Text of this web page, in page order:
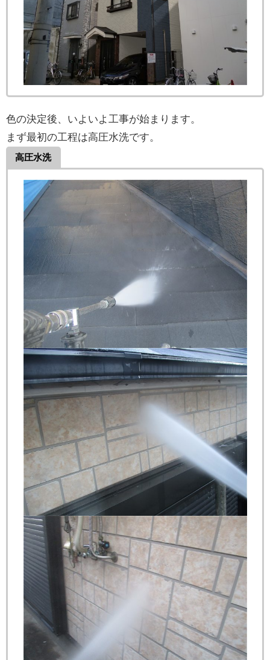
色の決定後、いよいよ工事が始まります。
まず最初の工程は高圧水洗です。
高圧水洗